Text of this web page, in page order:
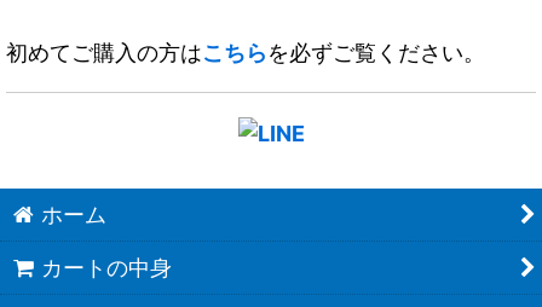
初めてご購入の方はこちらを必ずご覧ください。
ホーム
カートの中身